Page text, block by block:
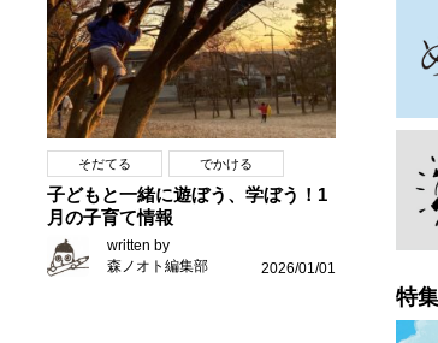
そだてる でかける
子どもと一緒に遊ぼう、学ぼう！1
月の子育て情報
written by
森ノオト編集部
2026/01/01
特集